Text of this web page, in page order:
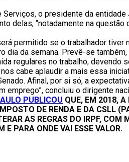
o presidente da
delas, “notadamente na
permitido se o trabalhador
dia da semana. Prevê-se
regulares no trabalho,
cabe aplaudir a mais essa
Afinal, por si só, a
emprego”, concluiu o dirigente
PUBLICOU QUE, EM 2018, A
DE RENDA E DA CSLL
AS REGRAS DO IRPF,
E PARA ONDE VAI ESSE VALOR.